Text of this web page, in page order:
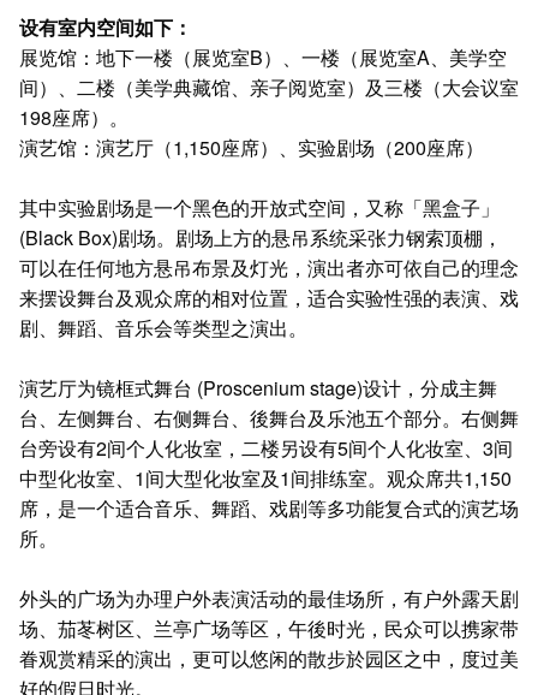
设有室内空间如下：
展览馆：地下一楼（展览室B）、一楼（展览室A、美学空
间）、二楼（美学典藏馆、亲子阅览室）及三楼（大会议室
198座席）。
演艺馆：演艺厅（1,150座席）、实验剧场（200座席）
其中实验剧场是一个黑色的开放式空间，又称「黑盒子」
(Black Box)剧场。剧场上方的悬吊系统采张力钢索顶棚，
可以在任何地方悬吊布景及灯光，演出者亦可依自己的理念
来摆设舞台及观众席的相对位置，适合实验性强的表演、戏
剧、舞蹈、音乐会等类型之演出。
演艺厅为镜框式舞台 (Proscenium stage)设计，分成主舞
台、左侧舞台、右侧舞台、後舞台及乐池五个部分。右侧舞
台旁设有2间个人化妆室，二楼另设有5间个人化妆室、3间
中型化妆室、1间大型化妆室及1间排练室。观众席共1,150
席，是一个适合音乐、舞蹈、戏剧等多功能复合式的演艺场
所。
外头的广场为办理户外表演活动的最佳场所，有户外露天剧
场、茄苳树区、兰亭广场等区，午後时光，民众可以携家带
眷观赏精采的演出，更可以悠闲的散步於园区之中，度过美
好的假日时光。